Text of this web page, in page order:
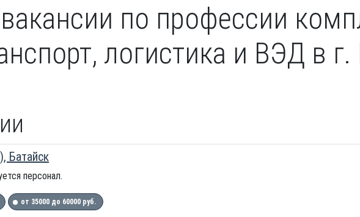
по профессии
логистика и ВЭД в г.
Батайск
персонал.
от 35000 до 60000 руб.